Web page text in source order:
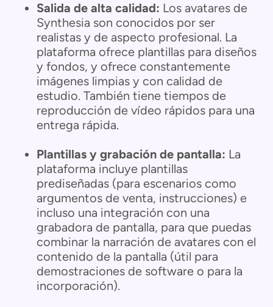
Salida de alta calidad: Los avatares de
Synthesia son conocidos por ser
realistas y de aspecto profesional. La
plataforma ofrece plantillas para diseños
y fondos, y ofrece constantemente
imágenes limpias y con calidad de
estudio. También tiene tiempos de
reproducción de vídeo rápidos para una
entrega rápida.
Plantillas y grabación de pantalla: La
plataforma incluye plantillas
prediseñadas (para escenarios como
argumentos de venta, instrucciones) e
incluso una integración con una
grabadora de pantalla, para que puedas
combinar la narración de avatares con el
contenido de la pantalla (útil para
demostraciones de software o para la
incorporación).